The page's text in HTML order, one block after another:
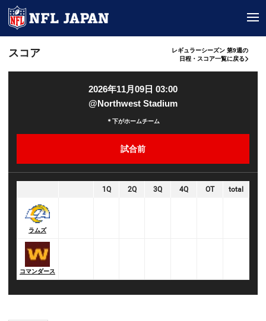
スコア
レギュラーシーズン 第9週の
日程・スコア一覧に戻る
2026年11月09日 03:00
@Northwest Stadium
＊下がホームチーム
試合前
1Q 2Q 3Q 4Q OT total
ラムズ
コマンダース